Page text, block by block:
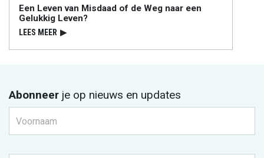
Een Leven van Misdaad of de Weg naar een
Gelukkig Leven?
LEES MEER ▶
Abonneer je op nieuws en updates